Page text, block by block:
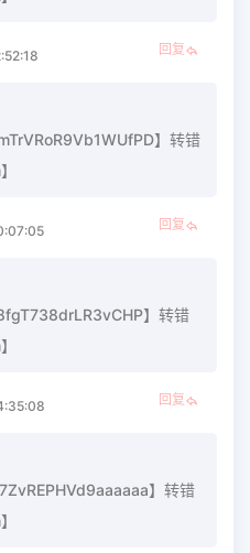
回复
】转错
回复
】转错
回复
】转错